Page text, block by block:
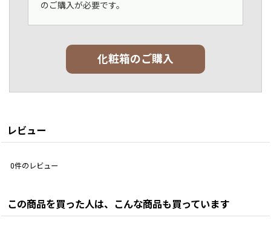
のご購入が必要です。
化粧箱のご購入
レビュー
0件のレビュー
この商品を買った人は、こんな商品も買っています